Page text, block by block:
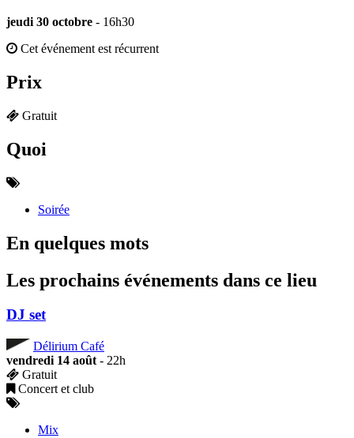
jeudi 30 octobre - 16h30
Cet événement est récurrent
Prix
Gratuit
Quoi
Soirée
En quelques mots
Les prochains événements dans ce lieu
DJ set
Délirium Café
vendredi 14 août - 22h
Gratuit
Concert et club
Mix